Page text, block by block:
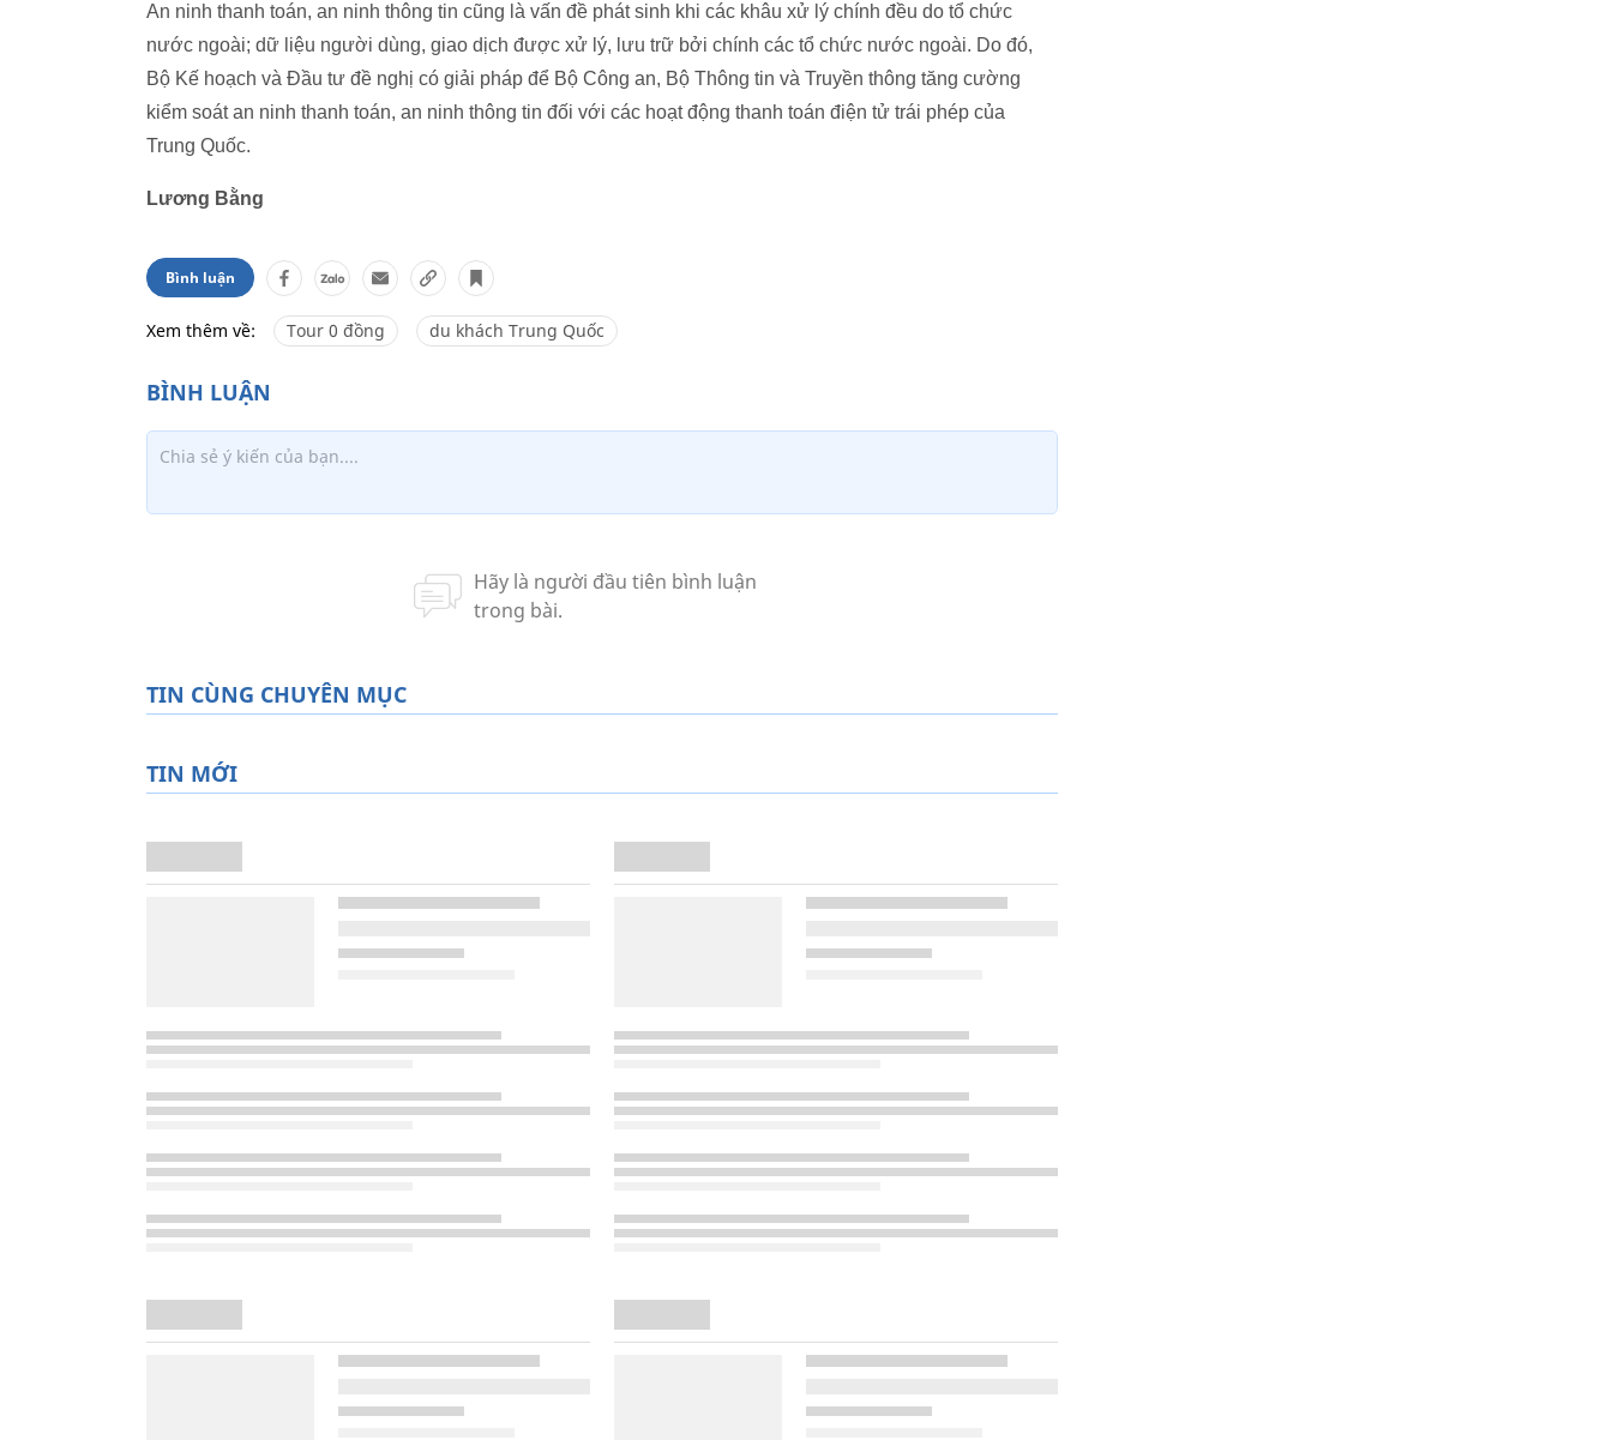
An ninh thanh toán, an ninh thông tin cũng là vấn đề phát sinh khi các khâu xử lý chính đều do tổ chức
nước ngoài; dữ liệu người dùng, giao dịch được xử lý, lưu trữ bởi chính các tổ chức nước ngoài. Do đó,
Bộ Kế hoạch và Đầu tư đề nghị có giải pháp để Bộ Công an, Bộ Thông tin và Truyền thông tăng cường
kiểm soát an ninh thanh toán, an ninh thông tin đối với các hoạt động thanh toán điện tử trái phép của
Trung Quốc.
Lương Bằng
Bình luận
Xem thêm về: Tour 0 đồng du khách Trung Quốc
TIN CÙNG CHUYÊN MỤC
TIN MỚI